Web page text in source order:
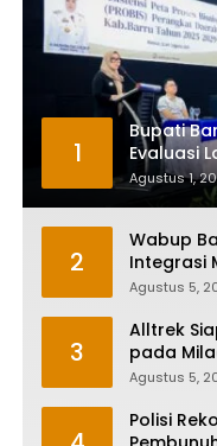
1
Bupati
Evaluasi
Kepala
Birokrasi
Agustus 1,
2
Wabup
Integrasi
Umum,
Agustus 5,
3
Alltrek
pada
Camping
Agustus 5,
Polisi